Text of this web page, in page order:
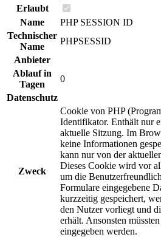
Erlaubt
Name
PHP SESSION ID
Technischer
Name
PHPSESSID
Anbieter
Ablauf in
Tagen
0
Datenschutz
Zweck
Cookie von PHP
Identifikator. Enthält nur
aktuelle Sitzung. Im
keine Informationen
kann nur von der
Dieses Cookie wird vor
um die
Formulare eingegebene
kurzzeitig gespeichert,
den Nutzer vorliegt und
erhält. Ansonsten
eingegeben werden.